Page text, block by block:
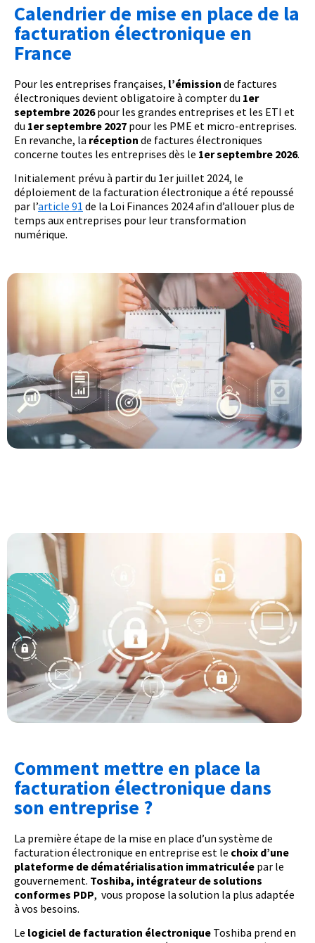
Calendrier de mise en place de la
facturation électronique en
France
Pour les entreprises françaises, l’émission de factures
électroniques devient obligatoire à compter du 1er
septembre 2026pour les grandes entreprises et les ETI et
du 1er septembre 2027 pour les PME et micro-entreprises.
En revanche, la réception de factures électroniques
concerne toutes les entreprises dès le 1er septembre 2026.
Initialement prévu à partir du 1er juillet 2024, le
déploiement de la facturation électronique a été repoussé
par l’article 91 de la Loi Finances 2024 afin d’allouer plus de
temps aux entreprises pour leur transformation
numérique.
Comment mettre en place la
facturation électronique dans
son entreprise ?
La première étape de la mise en place d’un système de
facturation électronique en entreprise est le choix d’une
plateforme de dématérialisation immatriculée par le
gouvernement. Toshiba, intégrateur de solutions
conformes PDP, vous propose la solution la plus adaptée
à vos besoins.
Le logiciel de facturation électronique Toshiba prend en